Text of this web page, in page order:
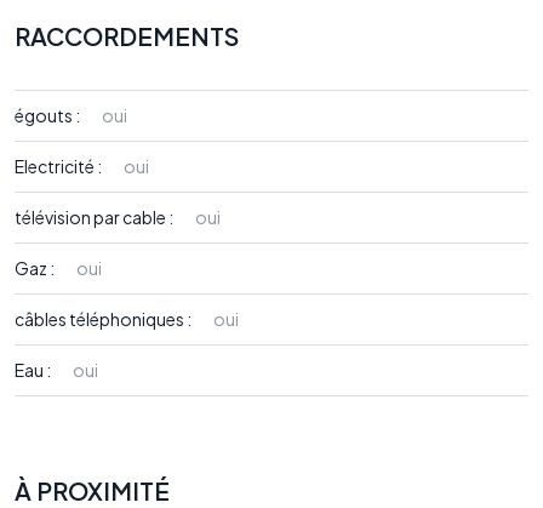
RACCORDEMENTS
égouts : oui
Electricité : oui
télévision par cable : oui
Gaz : oui
câbles téléphoniques : oui
Eau : oui
À PROXIMITÉ